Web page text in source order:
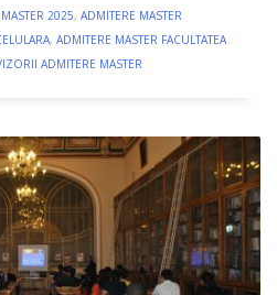
2025, ADMITERE MASTER
, ADMITERE MASTER FACULTATEA
ADMITERE MASTER